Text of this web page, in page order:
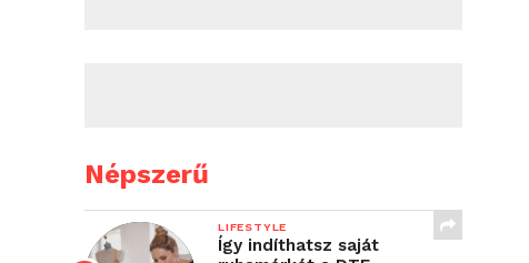
Népszerű
LIFESTYLE
Így indíthatsz saját